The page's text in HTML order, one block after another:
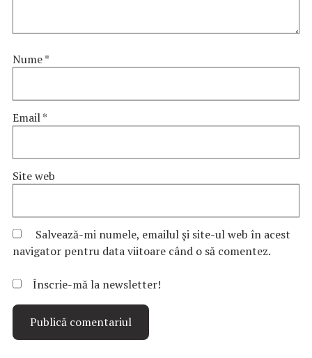
Nume*
Email*
Site web
Salvează-mi numele, emailul și site-ul web în acest
navigator pentru data viitoare când o să comentez.
Înscrie-mă la newsletter!